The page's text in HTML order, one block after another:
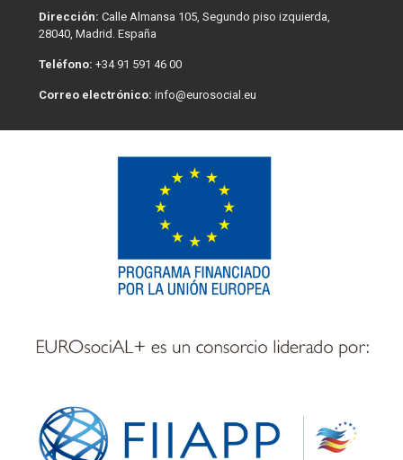
Dirección: Calle Almansa 105, Segundo piso izquierda,
28040, Madrid. España
Teléfono: +34 91 591 46 00
Correo electrónico: info@eurosocial.eu